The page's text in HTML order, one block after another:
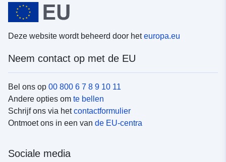
Deze website wordt beheerd door heteuropa.eu
Neem contact op met de EU
Bel ons op 00 800 6 7 8 9 10 11
Andere opties om te bellen
Schrijf ons via hetcontactformulier
Ontmoet ons in een van de EU-centra
Sociale media